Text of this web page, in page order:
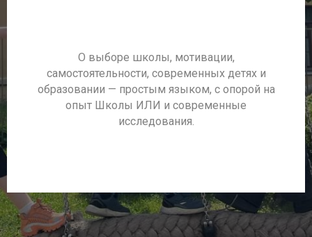
О выборе школы, мотивации,
самостоятельности, современных детях и
образовании — простым языком, с опорой на
опыт Школы ИЛИ и современные
исследования.